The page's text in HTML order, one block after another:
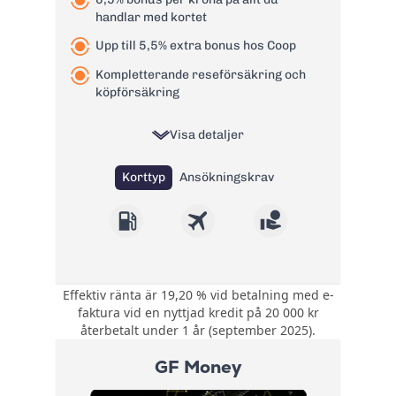
Läs mer om Bank Norwegian
kreditkort Visa →
handlar med kortet
Upp till 5,5% extra bonus hos Coop
Kompletterande reseförsäkring och
köpförsäkring
Visa detaljer
Korttyp Ansökningskrav
Bonus:
0,5 poäng per krona
på allt du handlar
med kortet. Upp till
hos Coop.
Kompletterande
Effektiv ränta är 19,20 % vid betalning med e-
faktura vid en nyttjad kredit på 20 000 kr
återbetalt under 1 år (september 2025).
GF Money